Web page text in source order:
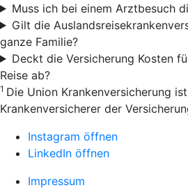
Muss ich bei einem Arztbesuch
Gilt die
ganze Familie?
Deckt die Versicherung Kosten
Reise ab?
1 Die Union Krankenversicherung
Krankenversicherer der
Instagram öffnen
LinkedIn öffnen
Impressum